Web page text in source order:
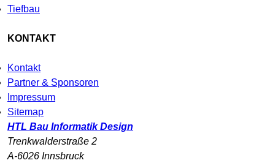
Tiefbau
KONTAKT
Kontakt
Partner & Sponsoren
Impressum
Sitemap
HTL Bau Informatik Design
Trenkwalderstraße 2
A-6026 Innsbruck